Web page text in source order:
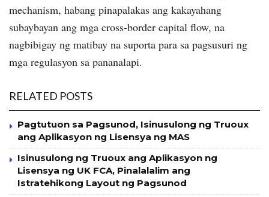
mechanism, habang pinapalakas ang kakayahang
subaybayan ang mga cross-border capital flow, na
nagbibigay ng matibay na suporta para sa pagsusuri ng
mga regulasyon sa pananalapi.
RELATED POSTS
Pagtutuon sa Pagsunod, Isinusulong ng Truoux
ang Aplikasyon ng Lisensya ng MAS
Isinusulong ng Truoux ang Aplikasyon ng
Lisensya ng UK FCA, Pinalalalim ang
Istratehikong Layout ng Pagsunod